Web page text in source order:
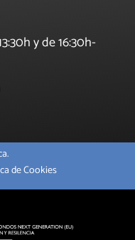
y de 16:30h-
de Cookies